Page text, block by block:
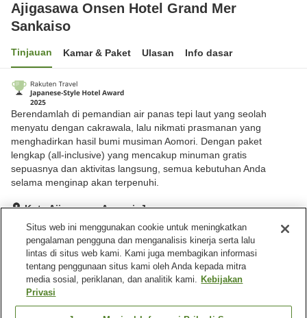
Ajigasawa Onsen Hotel Grand Mer
Sankaiso
Tinjauan Kamar & Paket Ulasan Info dasar
Berendamlah di pemandian air panas tepi laut yang seolah
menyatu dengan cakrawala, lalu nikmati prasmanan yang
menghadirkan hasil bumi musiman Aomori. Dengan paket
lengkap (all-inclusive) yang mencakup minuman gratis
sepuasnya dan aktivitas langsung, semua kebutuhan Anda
selama menginap akan terpenuhi.
Kota Ajigasawa, Aomori, Jepang
Lihat di peta
Hebat Ulasan:337
Fasilitas properti
Wi-Fi
Tempat parkir
Situs web ini menggunakan cookie untuk meningkatkan
pengalaman pengguna dan menganalisis kinerja serta lalu
lintas di situs web kami. Kami juga membagikan informasi
tentang penggunaan situs kami oleh Anda kepada mitra
media sosial, periklanan, dan analitik kami. Kebijakan
Privasi